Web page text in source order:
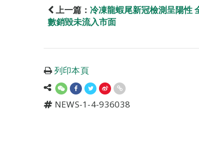
上一篇： 冷凍龍蝦尾新冠檢測呈陽性
數銷毀未流入市面
列印本頁
NEWS-1-4-936038